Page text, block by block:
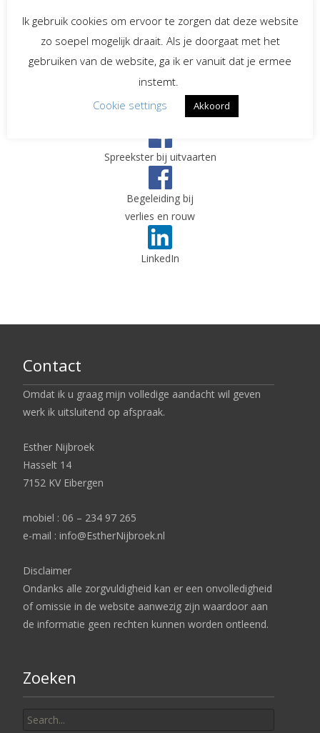
mobiel : 06 – 234 97 265
e-mail : info@EstherNijbroek.nl
Social Media
Spreekster bij uitvaarten
Begeleiding bij
verlies en rouw
LinkedIn
Contact
Omdat ik u graag mijn volledige aandacht wil geven
werk ik uitsluitend op afspraak.
Esther Nijbroek
Hasselt 14
7152 KV Eibergen
mobiel : 06 – 234 97 265
e-mail : info@EstherNijbroek.nl
Disclaimer
Ondanks alle zorgvuldigheid kan er een onvolledigheid
of omissie in de website aanwezig zijn waardoor aan
de informatie geen rechten kunnen worden ontleend.
Zoeken
for:
Ik gebruik cookies om ervoor te zorgen dat deze website
zo soepel mogelijk draait. Als je doorgaat met het
gebruiken van de website, ga ik er vanuit dat je ermee
instemt.
Cookie settings
Akkoord